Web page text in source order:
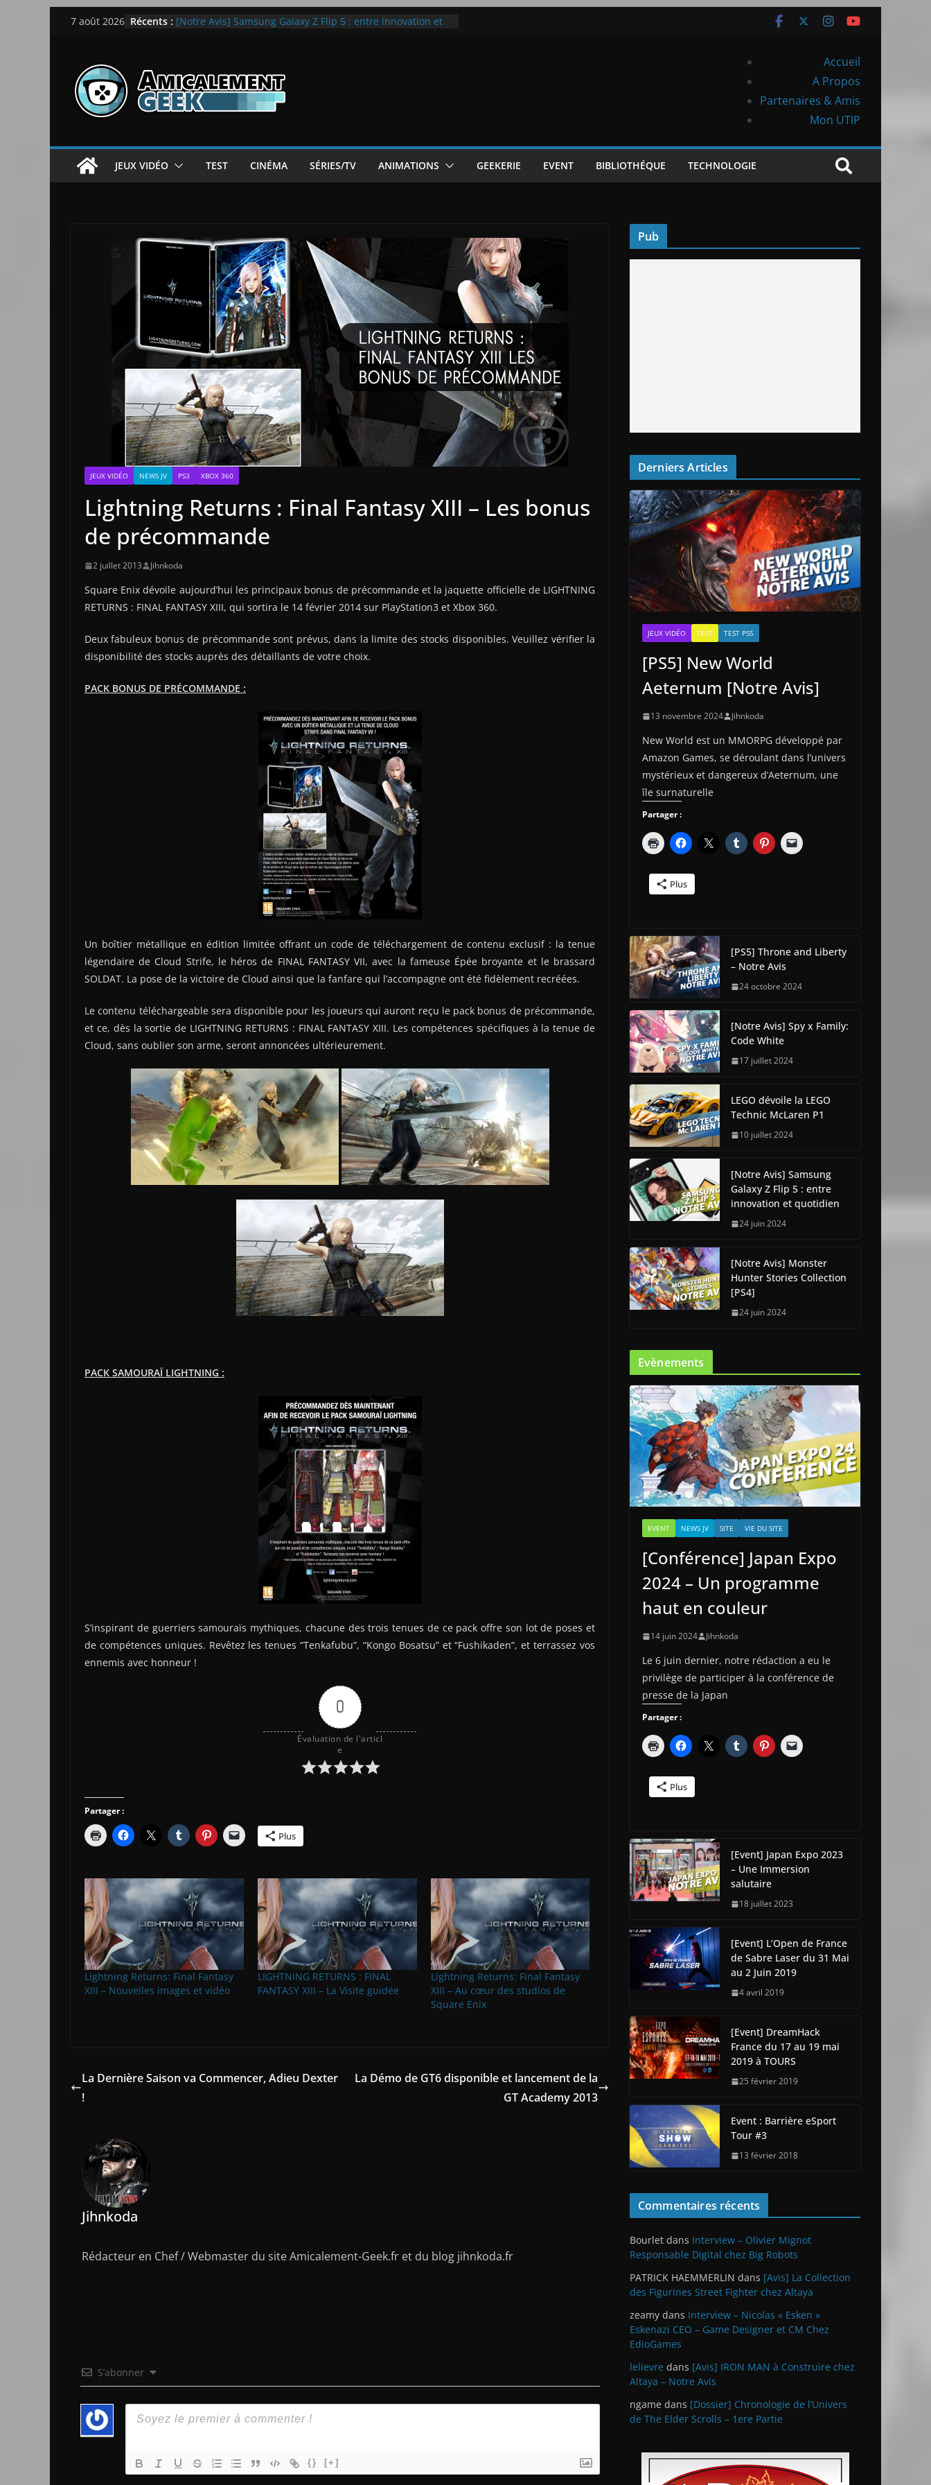
Passer7 août 2026 Récents : [Notre Avis] Samsung Galaxy Z Flip 5 : entre innovation et
[Notre Avis] Spy x Family: Code White
LEGO dévoile la LEGO Technic McLaren P1
Accueil
A Propos
Partenaires & Amis
Mon UTIP
JEUX VIDÉO TEST CINÉMA SÉRIES/TV ANIMATIONS GEEKERIE EVENT BIBLIOTHÉQUE TECHNOLOGIE
JEUX VIDÉO NEWS JV PS3 XBOX 360
Lightning Returns : Final Fantasy XIII – Les bonus
de précommande
2 juillet 2013 Jihnkoda
Square Enix dévoile aujourd’hui les principaux bonus de précommande et la jaquette officielle de LIGHTNING
RETURNS : FINAL FANTASY XIII, qui sortira le 14 février 2014 sur PlayStation3 et Xbox 360.
Deux fabuleux bonus de précommande sont prévus, dans la limite des stocks disponibles. Veuillez vérifier la
disponibilité des stocks auprès des détaillants de votre choix.
PACK BONUS DE PRÉCOMMANDE :
Un boîtier métallique en édition limitée offrant un code de téléchargement de contenu exclusif : la tenue
légendaire de Cloud Strife, le héros de FINAL FANTASY VII, avec la fameuse Épée broyante et le brassard
SOLDAT. La pose de la victoire de Cloud ainsi que la fanfare qui l’accompagne ont été fidèlement recréées.
Le contenu téléchargeable sera disponible pour les joueurs qui auront reçu le pack bonus de précommande,
et ce, dès la sortie de LIGHTNING RETURNS : FINAL FANTASY XIII. Les compétences spécifiques à la tenue de
Cloud, sans oublier son arme, seront annoncées ultérieurement.
PACK SAMOURAÏ LIGHTNING :
S’inspirant de guerriers samouraïs mythiques, chacune des trois tenues de ce pack offre son lot de poses et
de compétences uniques. Revêtez les tenues “Tenkafubu”, “Kongo Bosatsu” et “Fushikaden”, et terrassez vos
ennemis avec honneur !
0
Évaluation de l'articl
e
Partager :
Plus
Lightning Returns: Final Fantasy
XIII – Nouvelles images et vidéo
LIGHTNING RETURNS : FINAL
FANTASY XIII – La Visite guidée
Lightning Returns: Final Fantasy
XIII – Au cœur des studios de
Square Enix
La Dernière Saison va Commencer, Adieu Dexter
!
La Démo de GT6 disponible et lancement de la
GT Academy 2013
Jihnkoda
Rédacteur en Chef / Webmaster du site Amicalement-Geek.fr et du blog jihnkoda.fr
S’abonner
{} [+]
Pub
Derniers Articles
JEUX VIDÉO TEST TEST PS5
[PS5] New World
Aeternum [Notre Avis]
13 novembre 2024 Jihnkoda
New World est un MMORPG développé par
Amazon Games, se déroulant dans l’univers
mystérieux et dangereux d’Aeternum, une
île surnaturelle
Partager :
Plus
[PS5] Throne and Liberty
– Notre Avis
24 octobre 2024
[Notre Avis] Spy x Family:
Code White
17 juillet 2024
LEGO dévoile la LEGO
Technic McLaren P1
10 juillet 2024
[Notre Avis] Samsung
Galaxy Z Flip 5 : entre
innovation et quotidien
24 juin 2024
[Notre Avis] Monster
Hunter Stories Collection
[PS4]
24 juin 2024
Evènements
EVENT NEWS JV SITE VIE DU SITE
[Conférence] Japan Expo
2024 – Un programme
haut en couleur
14 juin 2024 Jihnkoda
Le 6 juin dernier, notre rédaction a eu le
privilège de participer à la conférence de
presse de la Japan
Partager :
Plus
[Event] Japan Expo 2023
– Une Immersion
salutaire
18 juillet 2023
[Event] L’Open de France
de Sabre Laser du 31 Mai
au 2 Juin 2019
4 avril 2019
[Event] DreamHack
France du 17 au 19 mai
2019 à TOURS
25 février 2019
Event : Barrière eSport
Tour #3
13 février 2018
Commentaires récents
Bourlet dans Interview – Olivier Mignot
Responsable Digital chez Big Robots
PATRICK HAEMMERLIN dans [Avis] La Collection
des Figurines Street Fighter chez Altaya
zeamy dans Interview – Nicolas « Esken »
Eskenazi CEO – Game Designer et CM Chez
EdioGames
lelievre dans [Avis] IRON MAN à Construire chez
Altaya – Notre Avis
ngame dans [Dossier] Chronologie de l’Univers
de The Elder Scrolls – 1ere Partie